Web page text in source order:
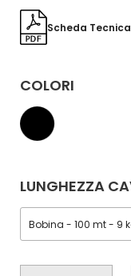
Scheda Tecnica
COLORI
LUNGHEZZA